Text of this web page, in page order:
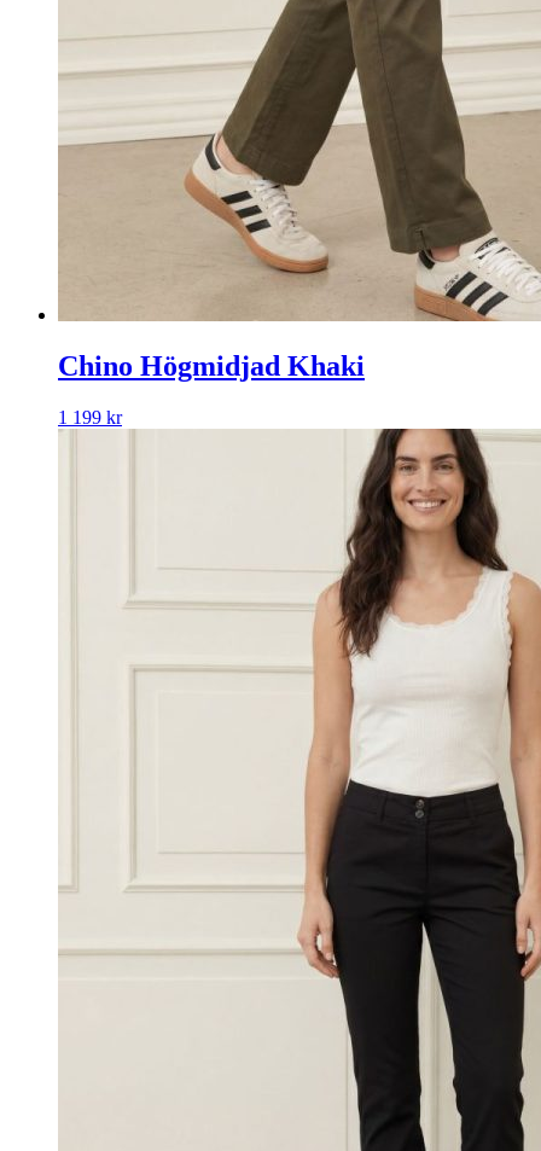
Chino Högmidjad Khaki
1 199 kr